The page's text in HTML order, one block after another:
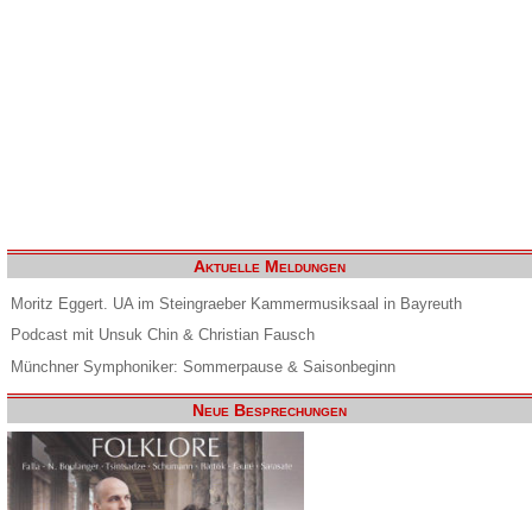
Aktuelle Meldungen
Moritz Eggert. UA im Steingraeber Kammermusiksaal in Bayreuth
Podcast mit Unsuk Chin & Christian Fausch
Münchner Symphoniker: Sommerpause & Saisonbeginn
Neue Besprechungen